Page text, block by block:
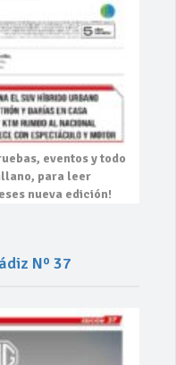
eventosy todo
para leer
nueva edición!
Nº 37